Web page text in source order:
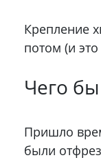
Крепление
потом (и
Чего
Пришло
были